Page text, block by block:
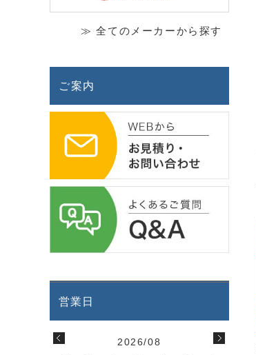
≫ 全てのメーカーから探す
ご案内
2026/08